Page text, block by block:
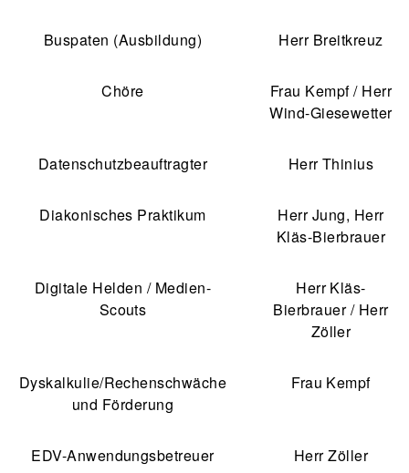
Buspaten (Ausbildung) Herr Breitkreuz
Chöre
Frau Kempf / Herr
Wind-Giesewetter
Datenschutzbeauftragter Herr Thinius
Diakonisches Praktikum
Herr Jung, Herr
Kläs-Bierbrauer
Digitale Helden / Medien-
Scouts
Herr Kläs-
Bierbrauer / Herr
Zöller
Dyskalkulie/Rechenschwäche
und Förderung
Frau Kempf
EDV-Anwendungsbetreuer Herr Zöller